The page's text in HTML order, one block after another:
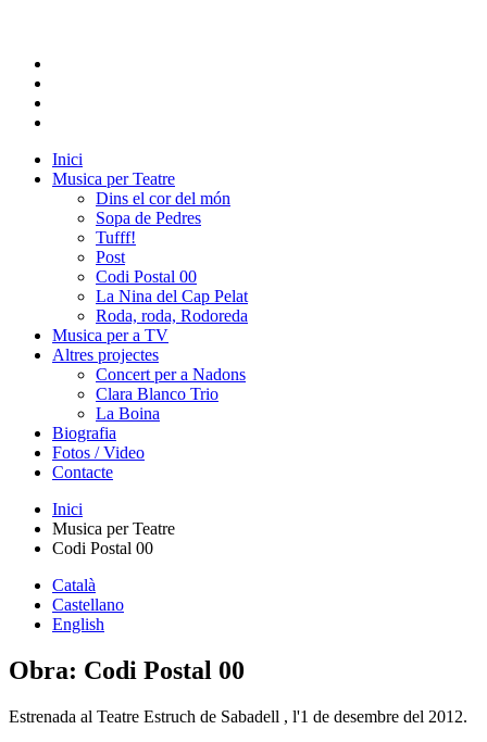
Inici
Musica per Teatre
Dins el cor del món
Sopa de Pedres
Tufff!
Post
Codi Postal 00
La Nina del Cap Pelat
Roda, roda, Rodoreda
Musica per a TV
Altres projectes
Concert per a Nadons
Clara Blanco Trio
La Boina
Biografia
Fotos / Video
Contacte
Inici
Musica per Teatre
Codi Postal 00
Català
Castellano
English
Obra: Codi Postal 00
Estrenada al Teatre Estruch de Sabadell , l'1 de desembre del 2012.